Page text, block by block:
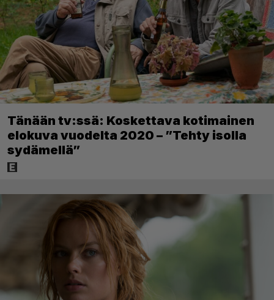
Tänään tv:ssä: Koskettava kotimainen
elokuva vuodelta 2020 – ”Tehty isolla
sydämellä”